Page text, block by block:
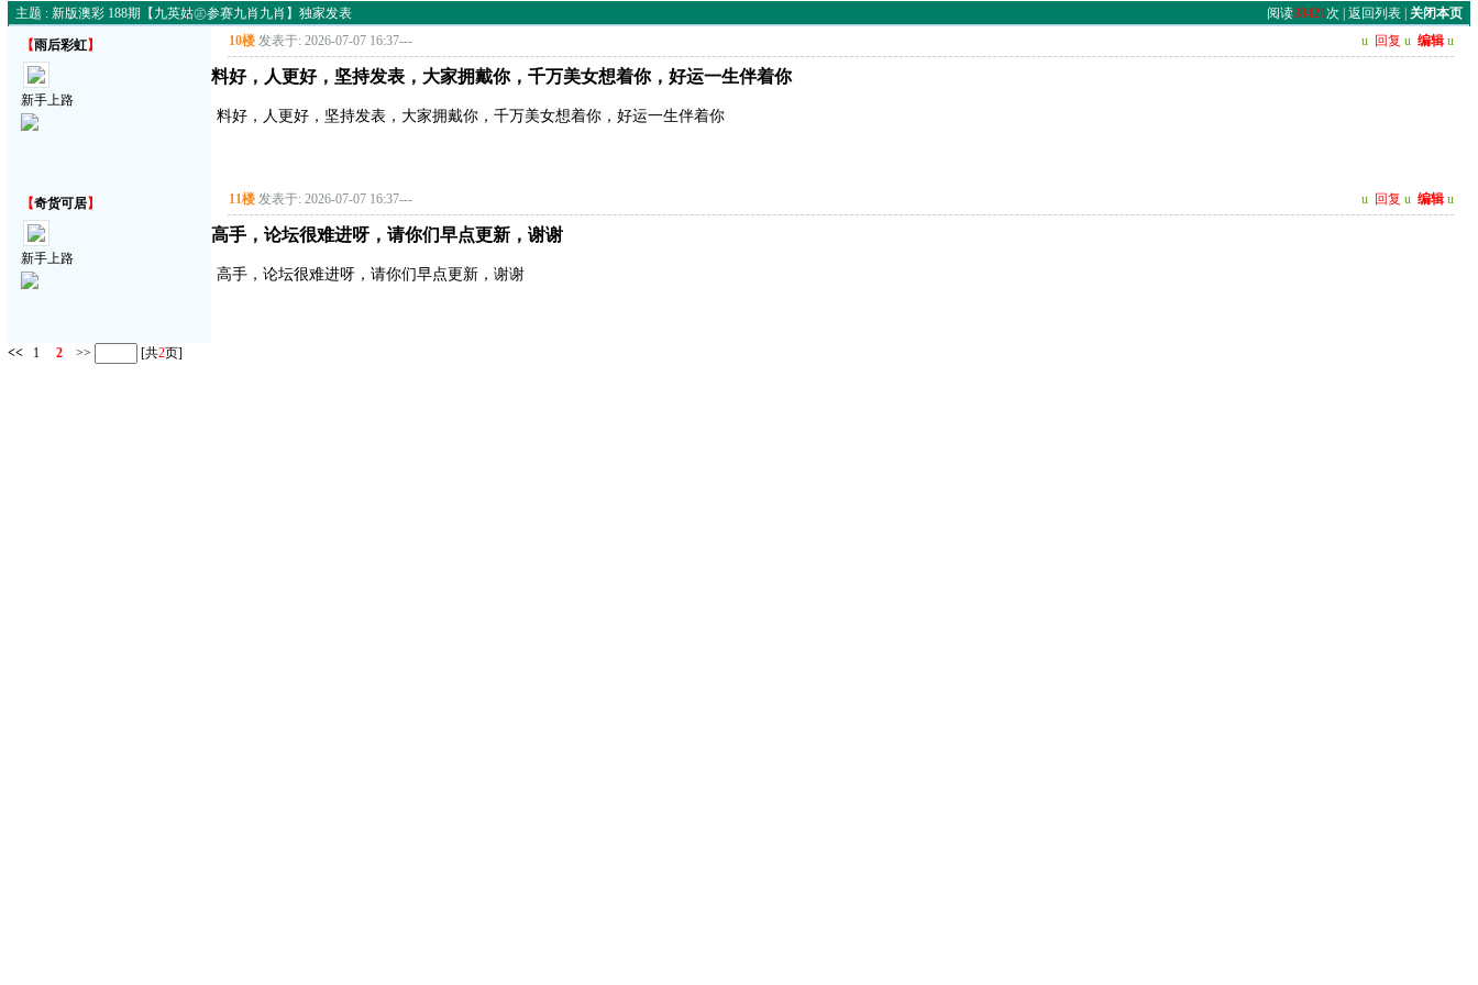
主题 : 新版澳彩 188期【九英姑㊣参赛九肖九肖】独家发表 阅读38421次 | 返回列表| 关闭本页
【雨后彩虹】
新手上路
10楼 发表于: 2026-07-07 16:37--- u 回复 u 编辑 u
料好，人更好，坚持发表，大家拥戴你，千万美女想着你，好运一生伴着你
料好，人更好，坚持发表，大家拥戴你，千万美女想着你，好运一生伴着你
【奇货可居】
新手上路
11楼 发表于: 2026-07-07 16:37--- u 回复 u 编辑 u
高手，论坛很难进呀，请你们早点更新，谢谢
高手，论坛很难进呀，请你们早点更新，谢谢
<< 1 2 >> [共2页]